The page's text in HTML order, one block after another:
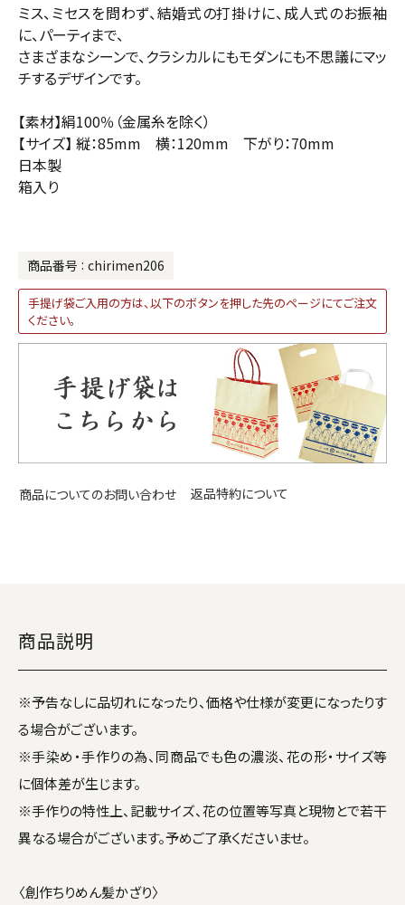
ミス、ミセスを問わず、結婚式の打掛けに、成人式のお振袖
に、パーティまで、
さまざまなシーンで、クラシカルにもモダンにも不思議にマッ
チするデザインです。
【素材】絹100％（金属糸を除く）
【サイズ】 縦：85mm 横：120mm 下がり：70mm
日本製
箱入り
商品番号 chirimen206
手提げ袋ご入用の方は、以下のボタンを押した先のページにてご注文
ください。
商品についてのお問い合わせ 返品特約について
商品説明
※予告なしに品切れになったり、価格や仕様が変更になったりす
る場合がございます。
※手染め・手作りの為、同商品でも色の濃淡、花の形・サイズ等
に個体差が生じます。
※手作りの特性上、記載サイズ、花の位置等写真と現物とで若干
異なる場合がございます。予めご了承くださいませ。
〈創作ちりめん髪かざり〉